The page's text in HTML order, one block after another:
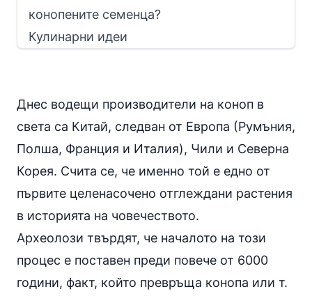
конопените семенца?
Кулинарни идеи
Днес водещи производители на коноп в
света са Китай, следван от Европа (Румъния,
Полша, Франция и Италия), Чили и Северна
Корея. Счита се, че именно той е едно от
първите целенасочено отглеждани растения
в историята на човечеството.
Археолози твърдят, че началото на този
процес е поставен преди повече от 6000
години, факт, който превръща конопа или т.